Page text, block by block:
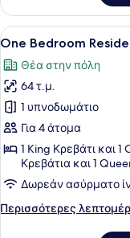
Studio
with
Kitchenette
Προβολή
όλων
των
φωτογραφιών
για
One
Bedroom
Residence
Suite
15
One Bedroom
Θέα στην πόλη
64 τ.μ.
1 υπνοδωμάτιο
Για 4 άτομα
1 King Κρεβάτι και
Κρεβάτια και 1
Δωρεάν ασύρματο
Περισσότερες
Περισσότερες